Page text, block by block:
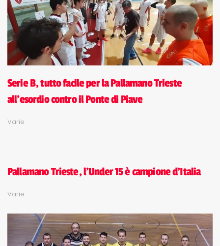
Serie B, tutto facile per la Pallamano Trieste
all'esordio contro il Ponte di Piave
Varie
Pallamano Trieste, l'Under 15 è campione d'Italia
Varie